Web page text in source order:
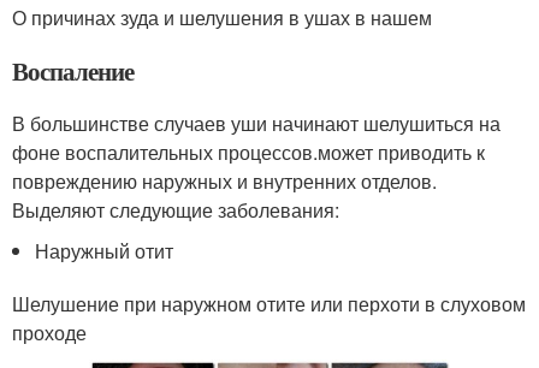
О причинах зуда и шелушения в ушах в нашем
Воспаление
В большинстве случаев уши начинают шелушиться на
фоне воспалительных процессов.может приводить к
повреждению наружных и внутренних отделов.
Выделяют следующие заболевания:
Наружный отит
Шелушение при наружном отите или перхоти в слуховом
проходе